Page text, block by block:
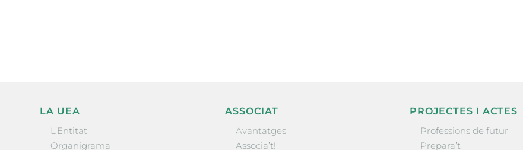
LA UEA
L’Entitat
Organigrama
ASSOCIAT
Avantatges
Associa’t!
PROJECTES I ACTES
Professions de futur
Prepara’t